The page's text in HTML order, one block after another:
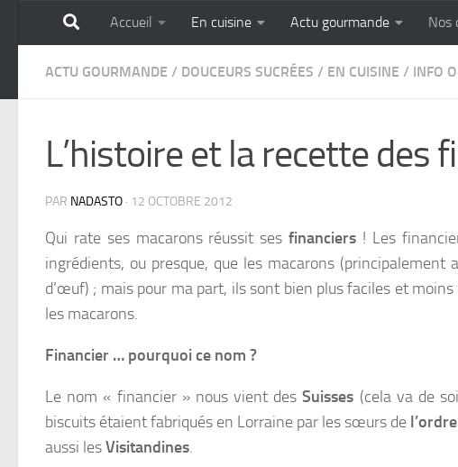
Skip to content
GOURMANDISE SANS
Accueil En cuisine Actu gourmande Nos
ACTU GOURMANDE / DOUCEURS SUCRÉES / EN CUISINE / INFO
L’histoire et la recette des
PAR NADASTO · 12 OCTOBRE 2012
Qui rate ses macarons réussit ses financiers ! Les
ingrédients, ou presque, que les macarons (principalement
d’œuf) ; mais pour ma part, ils sont bien plus faciles et
les macarons.
Financier … pourquoi ce nom ?
Le nom « financier » nous vient desSuisses (cela va de
biscuits étaient fabriqués en Lorraine par les sœurs de
aussi lesVisitandines.